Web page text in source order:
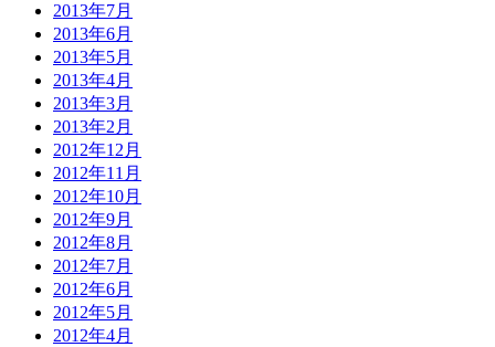
2013年7月
2013年6月
2013年5月
2013年4月
2013年3月
2013年2月
2012年12月
2012年11月
2012年10月
2012年9月
2012年8月
2012年7月
2012年6月
2012年5月
2012年4月